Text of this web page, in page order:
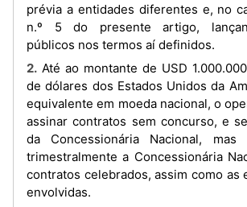
prévia a entidades diferentes e, no
n.º 5 do presente artigo,
públicos nos termos aí definidos.
2. Até ao montante de USD 1.000.000,00 (um milhão
de dólares dos Estados Unidos da
equivalente em moeda nacional, o
assinar contratos sem concurso, e
da Concessionária Nacional, mas
trimestralmente a Concessionária
contratos celebrados, assim como as
envolvidas.